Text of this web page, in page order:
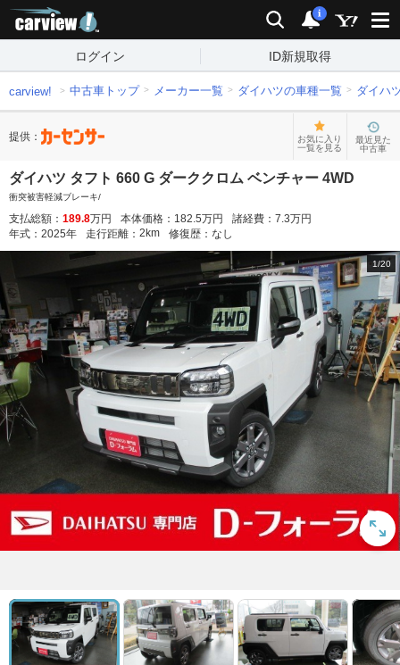
検索 通知
i
ログイン ID新規取得
carview! 中古車トップ メーカー一覧 ダイハツの車種一覧 ダイハ
提供：
お気に入り
一覧を見る
最近見た
中古車
ダイハツ タフト 660 G ダーククロム ベンチャー 4WD
衝突被害軽減ブレーキ/
支払総額： 189.8万円 本体価格： 182.5万円 諸経費： 7.3万円
年式： 2025年 走行距離： 2 km 修復歴： なし
1/20